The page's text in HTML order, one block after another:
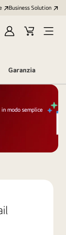
Business Solution
AccediCart
Open
Garanzia
modo semplice